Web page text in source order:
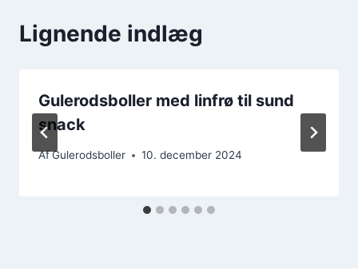
Lignende indlæg
Gulerodsboller med linfrø til sund
snack
AfGulerodsboller 10. december 2024